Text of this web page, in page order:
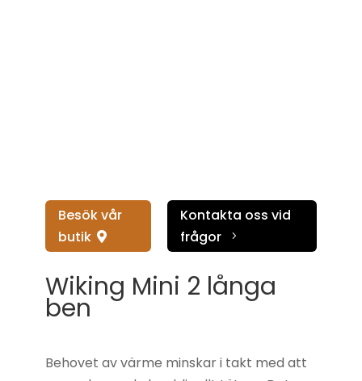
Besök vår
butik 
Kontakta oss vid
frågor
5
Wiking Mini 2 långa
ben
Behovet av värme minskar i takt med att